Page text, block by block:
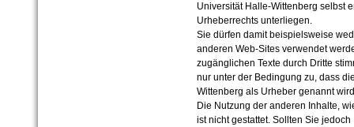
Universität Halle-Wittenberg selbst
Urheberrechts unterliegen.
Sie dürfen damit beispielsweise
anderen Web-Sites verwendet
zugänglichen Texte durch Dritte
nur unter der Bedingung zu, dass
Wittenberg als Urheber genannt
Die Nutzung der anderen Inhalte,
ist nicht gestattet. Sollten Sie